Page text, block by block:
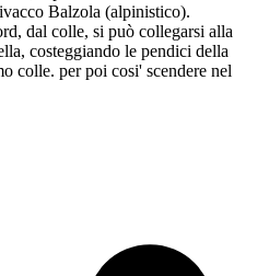
Balzola (alpinistico).
dal colle, si può collegarsi alla
costeggiando le pendici della
colle. per poi cosi' scendere nel